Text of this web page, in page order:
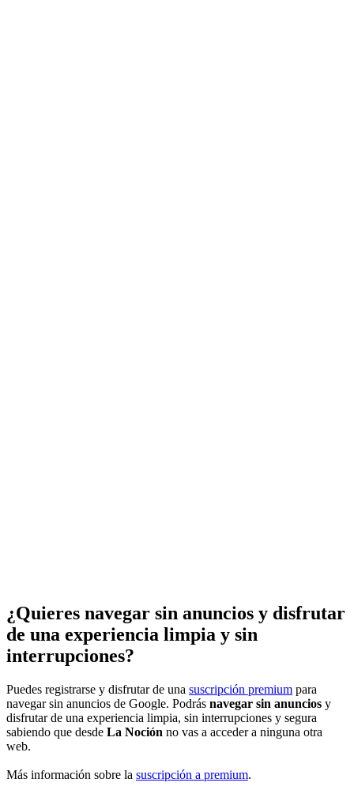
¿Quieres navegar sin anuncios y disfrutar
de una experiencia limpia y sin
interrupciones?
Puedes registrarse y disfrutar de una suscripción premium para
navegar sin anuncios de Google. Podrás navegar sin anuncios y
disfrutar de una experiencia limpia, sin interrupciones y segura
sabiendo que desde La Noción no vas a acceder a ninguna otra
web.
Más información sobre la suscripción a premium.